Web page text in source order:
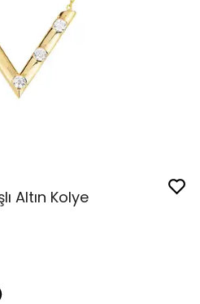
Altın Kolye